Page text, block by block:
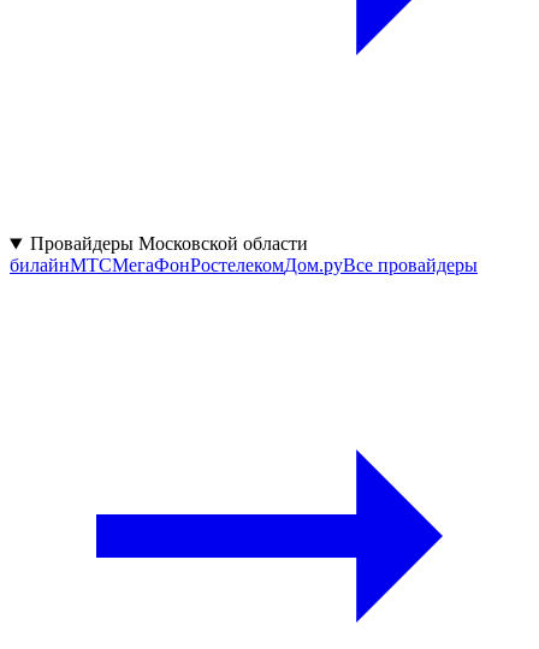
Провайдеры Московской области
билайнМТСМегаФонРостелекомДом.руВсе провайдеры